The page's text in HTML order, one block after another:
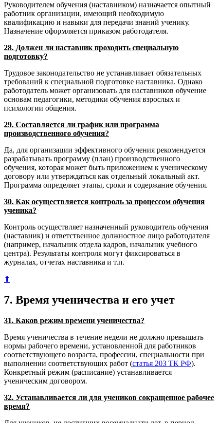
Руководителем обучения (наставником) назначается опытный
работник организации, имеющий необходимую
квалификацию и навыки для передачи знаний ученику.
Назначение оформляется приказом работодателя.
28. Должен ли наставник проходить специальную
подготовку?
Трудовое законодательство не устанавливает обязательных
требований к специальной подготовке наставника. Однако
работодатель может организовать для наставников обучение
основам педагогики, методики обучения взрослых и
психологии общения.
29. Составляется ли график или программа
производственного обучения?
Да, для организации эффективного обучения рекомендуется
разрабатывать программу (план) производственного
обучения, которая может быть приложением к ученическому
договору или утверждаться как отдельный локальный акт.
Программа определяет этапы, сроки и содержание обучения.
30. Как осуществляется контроль за процессом обучения
ученика?
Контроль осуществляет назначенный руководитель обучения
(наставник) и ответственное должностное лицо работодателя
(например, начальник отдела кадров, начальник учебного
центра). Результаты контроля могут фиксироваться в
журналах, отчетах наставника и т.п.
⬆
7. Время ученичества и его учет
31. Каков режим времени ученичества?
Время ученичества в течение недели не должно превышать
нормы рабочего времени, установленной для работников
соответствующего возраста, профессии, специальности при
выполнении соответствующих работ (статья 203 ТК РФ).
Конкретный режим (расписание) устанавливается
ученическим договором.
32. Устанавливается ли для учеников сокращенное рабочее
время?